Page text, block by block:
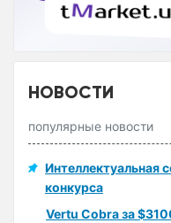
НОВОСТИ
популярные новости
Интеллектуальная
конкурса
Vertu Cobra за